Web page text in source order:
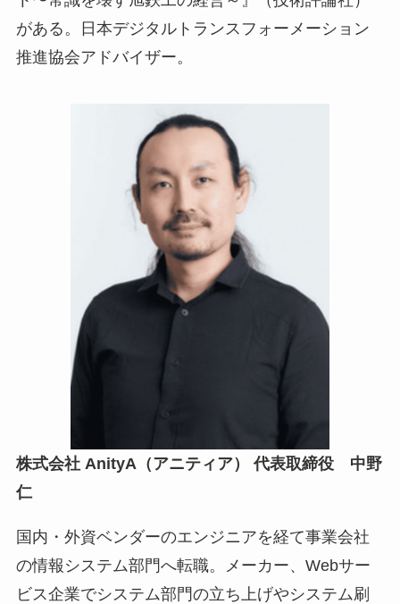
がある。日本デジタルトランスフォーメーション
推進協会アドバイザー。
株式会社 AnityA（アニティア） 代表取締役 中野
仁
国内・外資ベンダーのエンジニアを経て事業会社
の情報システム部門へ転職。メーカー、Webサー
ビス企業でシステム部門の立ち上げやシステム刷